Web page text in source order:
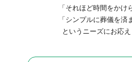
「それほど時間をかけ
「シンプルに葬儀を済
というニーズにお応え